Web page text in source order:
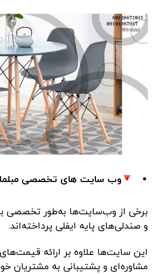
وب سایت های تخصصی
برخی از وب‌سایت‌ها به‌طور تخصصی
و صندلی‌های پایه ایفلی پرداخته‌اند.
این سایت‌ها علاوه بر ارائه
مشاوره‌ای و پشتیبانی به مشتریان